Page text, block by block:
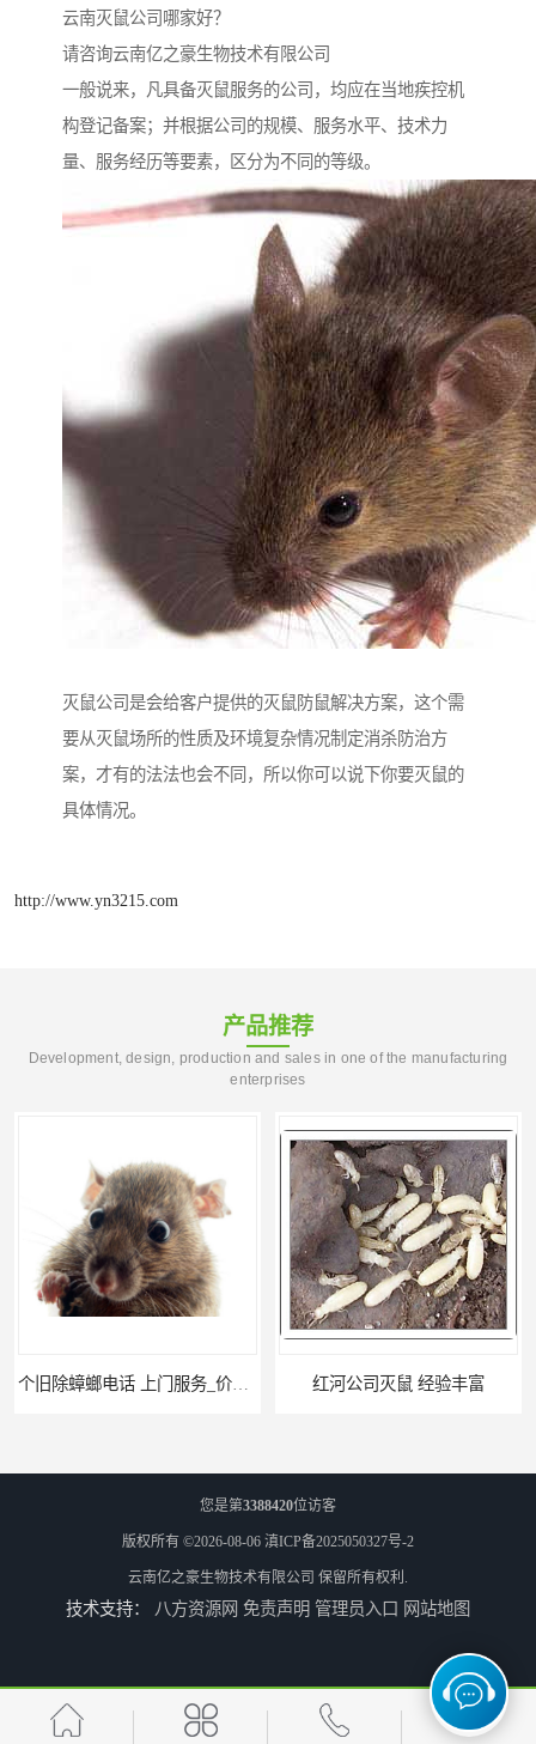
云南灭鼠公司哪家好？
请咨询云南亿之豪生物技术有限公司
一般说来，凡具备灭鼠服务的公司，均应在当地疾控机
构登记备案；并根据公司的规模、服务水平、技术力
量、服务经历等要素，区分为不同的等级。
灭鼠公司是会给客户提供的灭鼠防鼠解决方案，这个需
要从灭鼠场所的性质及环境复杂情况制定消杀防治方
案，才有的法法也会不同，所以你可以说下你要灭鼠的
具体情况。
http://www.yn3215.com
产品推荐
Development, design, production and sales in one of the manufacturing
enterprises
红河公司灭鼠 经验丰富
瑞丽商店灭鼠 联系电话 大理酒吧灭鼠 亿之豪生物
您是第3388420位访客
版权所有 ©2026-08-06 滇ICP备2025050327号-2
云南亿之豪生物技术有限公司 保留所有权利.
技术支持： 八方资源网 免责声明 管理员入口 网站地图